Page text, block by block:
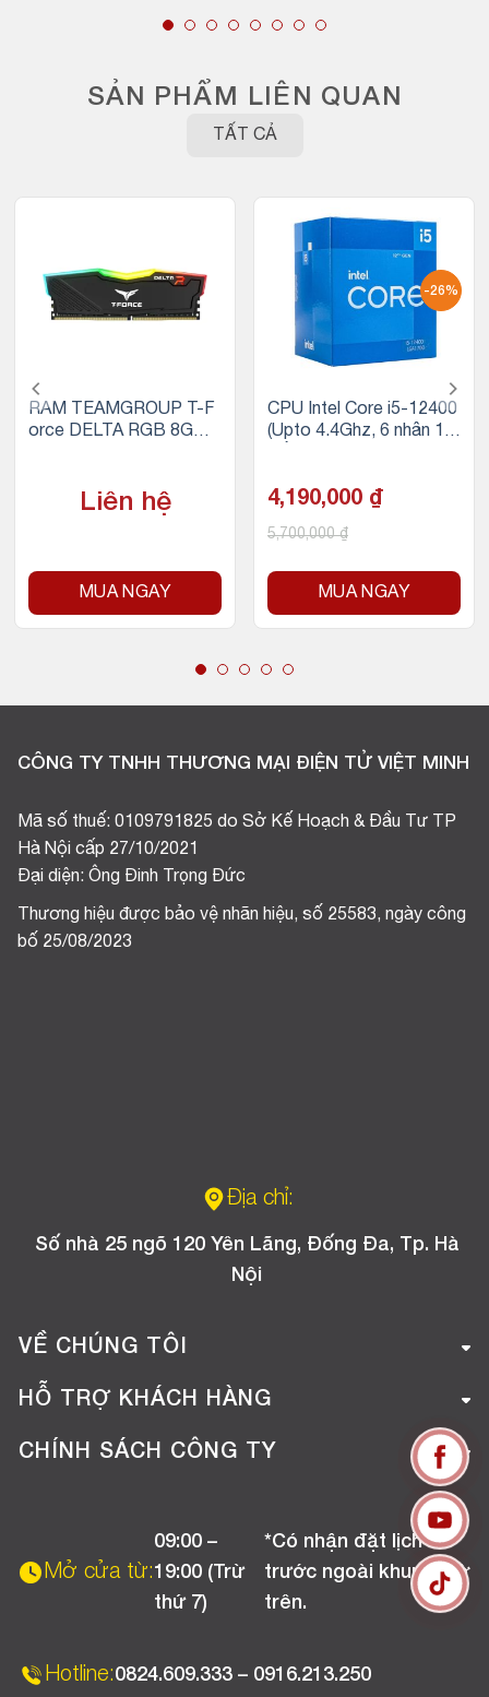
SẢN PHẨM LIÊN QUAN
TẤT CẢ
RAM TEAMGROUP T-F
orce DELTA RGB 8GB
Liên hệ
MUA NGAY
-26%
CPU Intel Core i5-12400
(Upto 4.4Ghz, 6 nhân 12
700
4,190,000 ₫
5,700,000₫
MUA NGAY
CÔNG TY TNHH THƯƠNG MẠI ĐIỆN TỬ VIỆT MINH
Mã số thuế: 0109791825 do Sở Kế Hoạch & Đầu Tư TP
Hà Nội cấp 27/10/2021
Đại diện: Ông Đinh Trọng Đức
Thương hiệu được bảo vệ nhãn hiệu, số 25583, ngày công
bố 25/08/2023
Địa chỉ:
Số nhà 25 ngõ 120 Yên Lãng, Đống Đa, Tp. Hà
Nội
VỀ CHÚNG TÔI
Giới thiệu công ty
Tuyển dụng
HỖ TRỢ KHÁCH HÀNG
Hướng dẫn mua hàng online
Chương trình khuyến mãi
CHÍNH SÁCH CÔNG TY
Chính sách bảo hành
Mở cửa từ:
09:00 –
19:00 (Trừ
thứ 7)
*Có nhận đặt lịch
trước ngoài khung giờ
trên.
Hotline:0824.609.333 – 0916.213.250